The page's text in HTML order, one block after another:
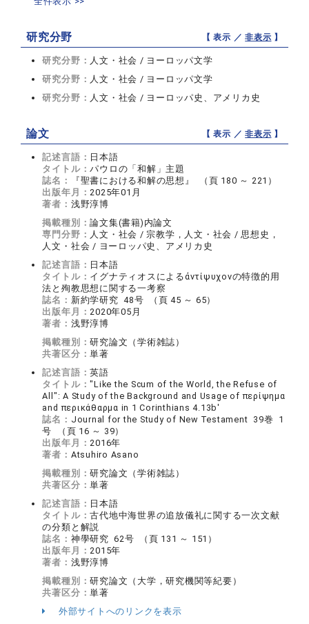
研究分野 【 表示 ／非表示 】
研究分野： 人文・社会 / ヨーロッパ文学
研究分野： 人文・社会 / ヨーロッパ文学
研究分野： 人文・社会 / ヨーロッパ史、アメリカ史
論文 【 表示 ／非表示 】
記述言語： 日本語
タイトル：パウロの「和解」主題
誌名：
『聖書における和解の思想』 （頁 180 ～ 221）
出版年月：2025年01月
著者： 浅野淳博
掲載種別：論文集(書籍)内論文
専門分野： 人文・社会 / 宗教学，人文・社会 / 思想史，
人文・社会 / ヨーロッパ史、アメリカ史
記述言語： 日本語
タイトル： イグナティオスによるἀντίψυχονの特徴的用
法と殉教思想に関する一考察
誌名： 新約学研究 48号 （頁 45 ～ 65）
出版年月：2020年05月
著者： 浅野淳博
掲載種別：研究論文（学術雑誌）
共著区分：単著
記述言語：英語
タイトル："Like the Scum of the World, the Refuse of
All": A Study of the Background and Usage of περίψημα
and περικάθαρμα in 1 Corinthians 4.13b'
誌名： Journal for the Study of New Testament 39巻 1
号 （頁 16 ～ 39）
出版年月：2016年
著者： Atsuhiro Asano
掲載種別：研究論文（学術雑誌）
共著区分：単著
記述言語： 日本語
タイトル：古代地中海世界の追放儀礼に関する一次文献
の分類と解説
誌名： 神學研究 62号 （頁 131 ～ 151）
出版年月：2015年
著者： 浅野淳博
掲載種別：研究論文（大学，研究機関等紀要）
共著区分：単著
外部サイトへのリンクを表示